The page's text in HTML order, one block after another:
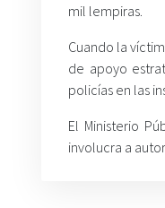
mil lempiras.
Cuando la
de apoyo
policías en las
El Ministerio
involucra a